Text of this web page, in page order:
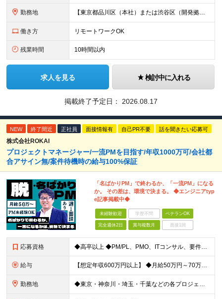
勤務地 【東京都品川区（本社）または渋谷区（開発拠点）各プロジェクト先の勤務地】 ◎リモート案件も多数のため在宅勤務も可能です！ 常駐・ハイブリッド型・フルリモートなど柔軟に対応しています。 ※転勤はございま
働き方 リモートワークOK
残業時間 10時間以内
求人を見る 検討中に入れる
掲載終了予定日： 2026.08.17
NEW 終了間近 正社員 面接情報有 自己PR不要 話を聞きたい応募可
株式会社ROKAI
プロジェクトマネージャー/一流PMを目指す/年収1000万可/会社都
合アサイン無/案件待機時の給与100%保証
「名ばかりPM」で終わるか、「一流PM」になる
か。 その差は、環境で決まる。 ◆エンジニアtyp
e記事掲載中◆
未経験歓迎 学歴不問 ベテランOK
完全週休2日 賞与複数月 面接1回
応募資格 ◆高卒以上 ◆PM/PL、PMO、ITコンサル、要件定義、顧客折衝いずれかの経験をお持ちの方 ～こんな方に向いています～ ・代表とフラットにキャリアや給与の相談をしたい ・火消しや目先の調整だけで
給与 【想定年収600万円以上】 ◆月給50万円～70万円＋賞与年2回 ※経験・年齢・能力を考慮の上、当社規定により優遇いたします ※試用期間1ヶ月あり、待遇等に差異なし ※残業代別途全額支給 〈スキル別
勤務地 ◆東京・神奈川・埼玉・千葉などの各プロジェクト先 ※希望勤務地を考慮します。 ※お客様先の9割は、東京23区内です。 ※転居を伴う転勤はありません。 ※フルリモートの場合は原則客先常駐となります。